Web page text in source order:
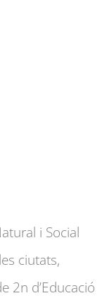
i Social
ciutats,
2n d’Educació